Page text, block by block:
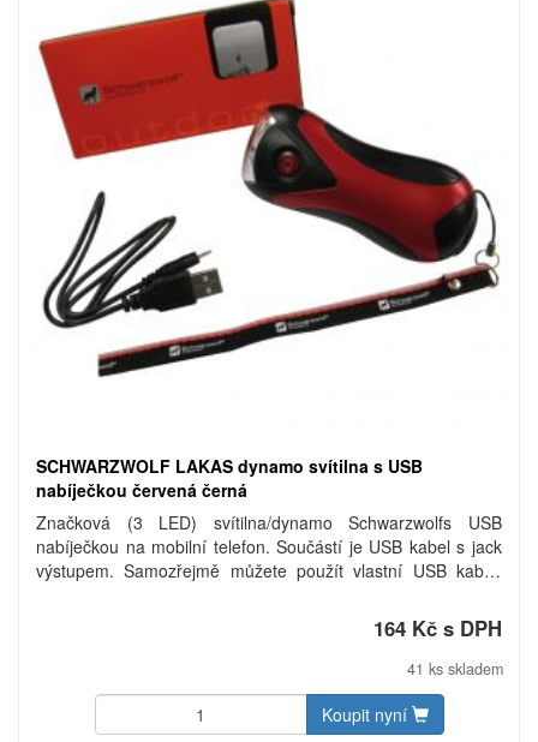
SCHWARZWOLF LAKAS dynamo svítilna s USB
nabíječkou červená černá
Značková (3 LED) svítilna/dynamo Schwarzwolfs USB
nabíječkou na mobilní telefon. Součástí je USB kabel s jack
výstupem. Samozřejmě můžete použít vlastní USB kabel.
164 Kč s DPH
41 ks skladem
Koupit nyní